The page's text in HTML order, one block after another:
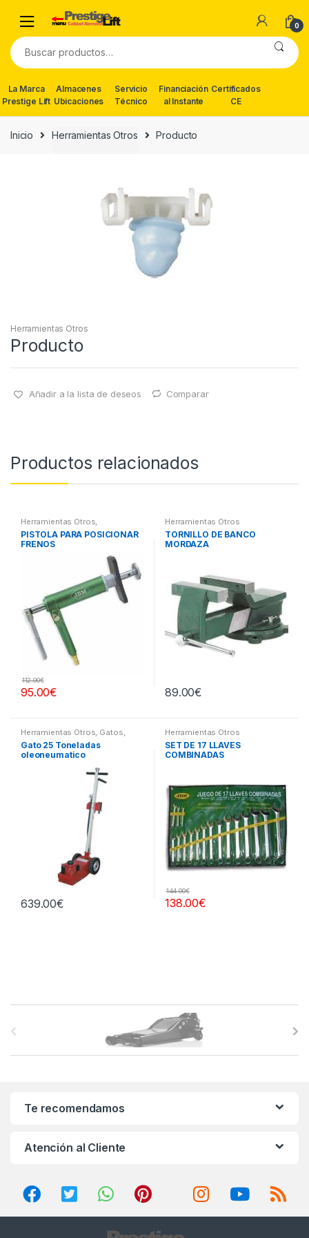
navigation
content
0
Buscar
por:
La Marca
Prestige Lift
Almacenes
Ubicaciones
Servicio
Técnico
Financiación
al Instante
Certificados
CE
Inicio Herramientas Otros Producto
Herramientas Otros
Producto
Añadir a la lista de deseos Comparar
Productos relacionados
Herramientas Otros,
Herramientas Frenos y
Refrigeración
PISTOLA PARA POSICIONAR
FRENOS
95.00€
112.00€
Herramientas Otros
TORNILLO DE BANCO
MORDAZA
89.00€
Herramientas Otros, Gatos,
Soportes y Hidraulica
Gato 25 Toneladas
oleoneumatico
639.00€
Herramientas Otros
SET DE 17 LLAVES
COMBINADAS
138.00€
144.00€
Te recomendamos
Atención al Cliente